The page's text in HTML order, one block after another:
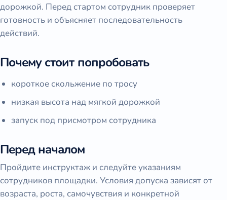
дорожкой. Перед стартом сотрудник проверяет
готовность и объясняет последовательность
действий.
Почему стоит попробовать
короткое скольжение по тросу
низкая высота над мягкой дорожкой
запуск под присмотром сотрудника
Перед началом
Пройдите инструктаж и следуйте указаниям
сотрудников площадки. Условия допуска зависят от
возраста, роста, самочувствия и конкретной